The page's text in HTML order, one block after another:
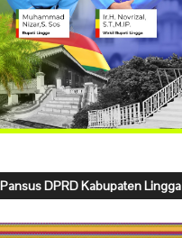
Pansus DPRD Kabupaten Lingga